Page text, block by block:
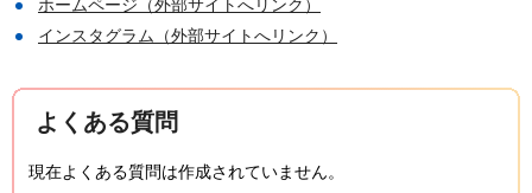
ホームページ（外部サイトへリンク）
インスタグラム（外部サイトへリンク）
よくある質問
現在よくある質問は作成されていません。